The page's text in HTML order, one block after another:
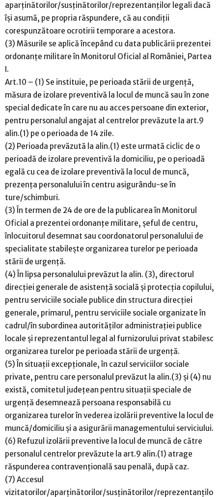
aparținătorilor/susținătorilor/reprezentanților legali dacă
își asumă, pe propria răspundere, că au condiții
corespunzătoare ocrotirii temporare a acestora.
(3) Măsurile se aplică începând cu data publicării prezentei
ordonanțe militare în Monitorul Oficial al României, Partea
I.
Art.10 – (1) Se instituie, pe perioada stării de urgență,
măsura de izolare preventivă la locul de muncă sau în zone
special dedicate în care nu au acces persoane din exterior,
pentru personalul angajat al centrelor prevăzute la art.9
alin.(1) pe o perioada de 14 zile.
(2) Perioada prevăzută la alin.(1) este urmată ciclic de o
perioadă de izolare preventivă la domiciliu, pe o perioadă
egală cu cea de izolare preventivă la locul de muncă,
prezența personalului în centru asigurându-se în
ture/schimburi.
(3) În termen de 24 de ore de la publicarea în Monitorul
Oficial a prezentei ordonanțe militare, șeful de centru,
înlocuitorul desemnat sau coordonatorul personalului de
specialitate stabilește organizarea turelor pe perioada
stării de urgență.
(4) În lipsa personalului prevăzut la alin. (3), directorul
direcției generale de asistență socială și protecția copilului,
pentru serviciile sociale publice din structura direcției
generale, primarul, pentru serviciile sociale organizate în
cadrul/în subordinea autorităților administrației publice
locale și reprezentantul legal al furnizorului privat stabilesc
organizarea turelor pe perioada stării de urgență.
(5) În situații excepționale, în cazul serviciilor sociale
private, pentru care personalul prevăzut la alin.(3) și (4) nu
există, comitetul județean pentru situații speciale de
urgență desemnează persoana responsabilă cu
organizarea turelor în vederea izolării preventive la locul de
muncă/domiciliu și a asigurării managementului serviciului.
(6) Refuzul izolării preventive la locul de muncă de către
personalul centrelor prevăzute la art.9 alin.(1) atrage
răspunderea contravențională sau penală, după caz.
(7) Accesul
vizitatorilor/aparținătorilor/susținătorilor/reprezentanțilo